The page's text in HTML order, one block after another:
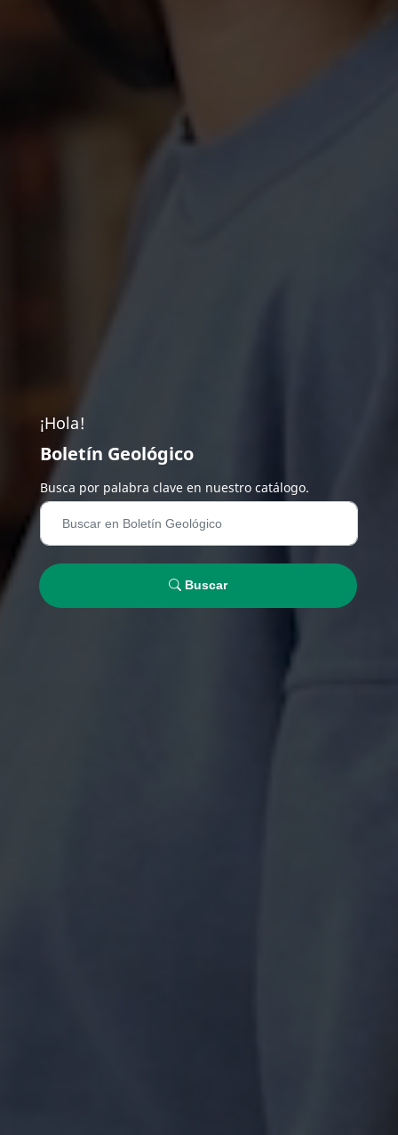
¡Hola!
Boletín Geológico
Busca por palabra clave en nuestro catálogo.
Buscar